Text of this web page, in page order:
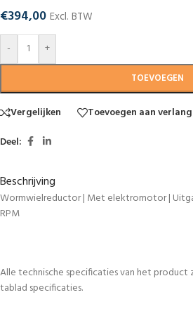
€394,00 Excl. BTW
-
+
TOEVOEGEN
Vergelijken
Toevoegen aan
Deel:
Beschrijving
Wormwielreductor | Met elektromotor |
RPM
Alle technische specificaties van het
tablad specificaties.